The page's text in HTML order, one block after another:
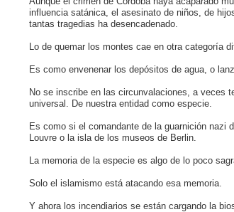
influencia satánica, el asesinato de niños, de
tantas tragedias ha desencadenado.
Lo de quemar los montes cae en otra categoría
Es como envenenar los depósitos de agua, o
No se inscribe en las circunvalaciones, a veces
universal. De nuestra entidad como especie.
Es como si el comandante de la guarnición nazi
Louvre o la isla de los museos de Berlin.
La memoria de la especie es algo de lo poco
Solo el islamismo está atacando esa memoria.
Y ahora los incendiarios se están cargando la